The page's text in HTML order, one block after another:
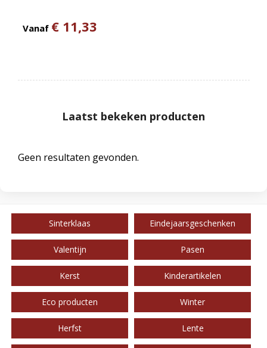
Vanaf € 11,33
Laatst bekeken producten
Geen resultaten gevonden.
Sinterklaas Eindejaarsgeschenken
Valentijn Pasen
Kerst Kinderartikelen
Eco producten Winter
Herfst Lente